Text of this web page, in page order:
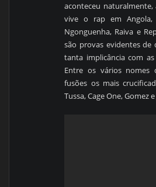
aconteceu
vive o rap em Angola,
Ngonguenha, Raiva e
são provas evidentes
tanta implicância com
Entre os vários nomes
fusões os mais
Tussa, Cage One, Gomez e